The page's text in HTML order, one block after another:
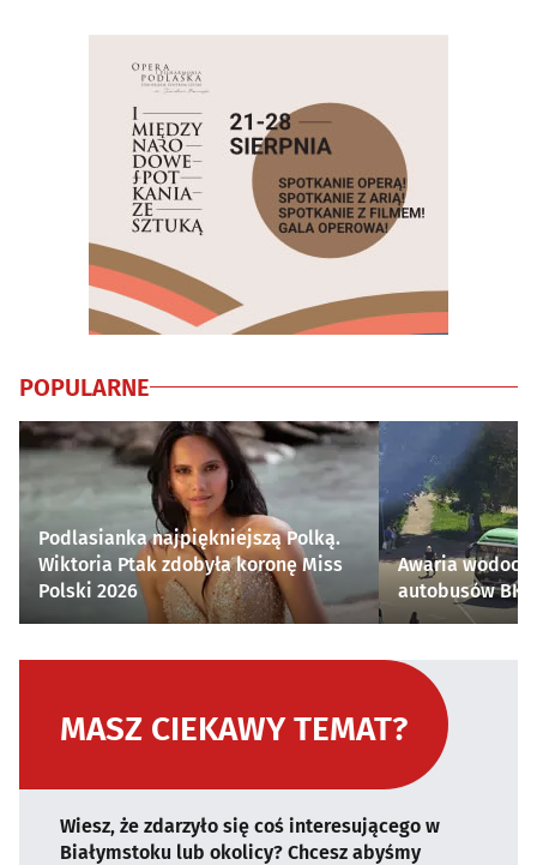
POPULARNE
Podlasianka najpiękniejszą Polką.
Wiktoria Ptak zdobyła koronę Miss
Polski 2026
Awaria
autobusów
MASZ CIEKAWY TEMAT?
Wiesz, że zdarzyło się coś interesującego w
Białymstoku lub okolicy? Chcesz abyśmy